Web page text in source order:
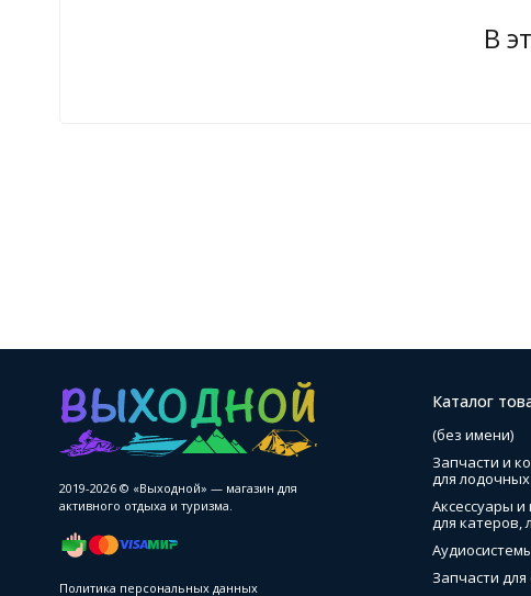
В
2019-2026 © «Выходной» — магазин для
активного отдыха и туризма.
Политика персональных данных
Каталог
(без имени)
Запчасти и
для
Аксессуары
для катеров,
Запчасти для